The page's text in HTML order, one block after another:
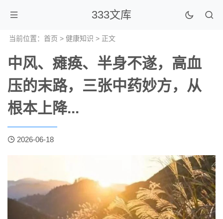
333文库
当前位置： 首页 > 健康知识 > 正文
中风、瘫痪、半身不遂，高血
压的末路，三张中药妙方，从
根本上降...
2026-06-18